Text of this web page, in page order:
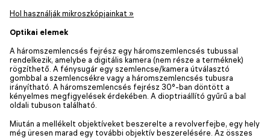
Hol használják mikroszkópjainkat »
Optikai elemek
A háromszemlencsés fejrész egy háromszemlencsés tubussal
rendelkezik, amelybe a digitális kamera (nem része a terméknek)
rögzíthető. A fénysugár egy szemlencse/kamera útválasztó
gombbal a szemlencsékre vagy a háromszemlencsés tubusra
irányítható. A háromszemlencsés fejrész 30°-ban döntött a
kényelmes megfigyelések érdekében. A dioptriaállító gyűrű a bal
oldali tubuson található.
Miután a mellékelt objektíveket beszerelte a revolverfejbe, egy hely
még üresen marad egy további objektív beszerelésére. Az összes